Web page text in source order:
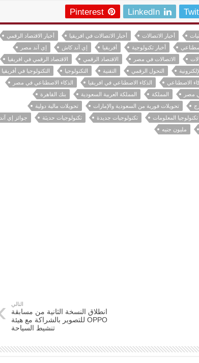
LinkedIn
Pinterest
أخبار الاتصالات أخبار الاتصالات في افريقيا
أخبار الاقتصاد الرقمي
أخبار تكنولوجية أفريقيا إي آند كاش
إي آند مصر
الاتصالات في مصر الاقتصاد الرقمي
الاقتصاد الرقمي في افريقيا
التحول الرقمي التقنية التكنولوجيا
التكنولوجيا في أفريقيا
الاصطناعي الذكاء الاصطناعي في افريقيا
الذكاء الاصطناعي في مصر
مصر المملكة المملكة العربية السعودية
بنك القاهرة
تحويلات فورية من السعودية والإمارات
تحويلات مالية دولية
تكنولوجيا المعلومات تكنولوجيات جديدة تكنولوجيات حديثة
جوائز إي آند
مليون جنيه
التالي
انطلاق النسخة الثانية من مسابقة
OPPO للتصوير بالشراكة مع هيئة
تنشيط السياحة